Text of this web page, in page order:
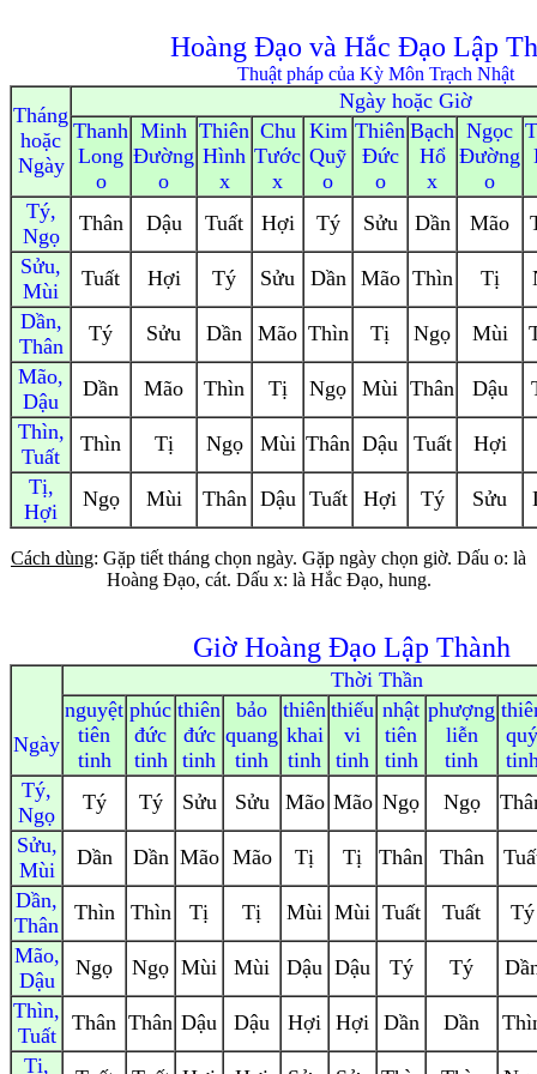
Hoàng Đạo và Hắc Đạo Lập
Thuật pháp của Kỳ Môn Trạch Nhật
Tháng
hoặc
Ngày
Ngày hoặc Giờ
Thanh
Long
o
Minh
Đường
o
Thiên
Hình
x
Chu
Tước
x
Kim
Quỹ
o
Thiên
Đức
o
Bạch
Hổ
x
Ngọc
Đường
o
Tý,
Ngọ
Thân Dậu Tuất Hợi Tý Sửu Dần Mão
Sửu,
Mùi
Tuất Hợi Tý Sửu Dần Mão Thìn Tị
Dần,
Thân
Tý Sửu Dần Mão Thìn Tị Ngọ Mùi
Mão,
Dậu
Dần Mão Thìn Tị Ngọ Mùi Thân Dậu
Thìn,
Tuất
Thìn Tị Ngọ Mùi Thân Dậu Tuất
Hợi
Tị,
Hợi
Ngọ Mùi Thân Dậu Tuất Hợi Tý Sửu
Cách dùng: Gặp tiết tháng chọn ngày. Gặp ngày chọn giờ. Dấu o: là
Hoàng Đạo, cát. Dấu x: là Hắc Đạo, hung.
Giờ Hoàng Đạo Lập Thành
Ngày
Thời Thần
nguyệt
tiên
tinh
phúc
đức
tinh
thiên
đức
tinh
bảo
quang
tinh
thiên
khai
tinh
thiếu
vi
tinh
nhật
tiên
tinh
phượng
liễn
tinh
quý
Tý,
Ngọ
Tý Tý Sửu Sửu Mão Mão Ngọ Ngọ
Sửu,
Mùi
Dần Dần Mão Mão Tị Tị Thân Thân
Dần,
Thân
Thìn Thìn Tị Tị Mùi Mùi Tuất Tuất
Tý
Mão,
Dậu
Ngọ Ngọ Mùi Mùi Dậu Dậu Tý Tý
Thìn,
Tuất
Thân Thân Dậu Dậu Hợi Hợi Dần Dần
Tị,